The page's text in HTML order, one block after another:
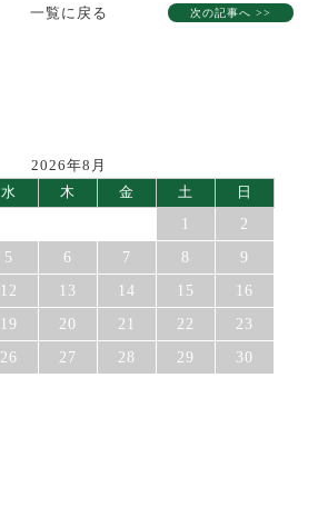
一覧に戻る 次の記事へ >>
2026年8月
水 木 金 土
日
1
2
5 6 7 8
9
12 13 14 15
16
19 20 21 22
23
26 27 28 29
30